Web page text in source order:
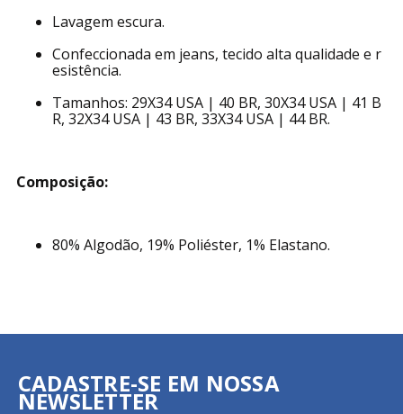
Lavagem escura.
Confeccionada em jeans, tecido alta qualidade e r
esistência.
Tamanhos: 29X34 USA | 40 BR, 30X34 USA | 41 B
R, 32X34 USA | 43 BR, 33X34 USA | 44 BR.
Composição:
80% Algodão, 19% Poliéster, 1% Elastano.
CADASTRE-SE EM NOSSA
NEWSLETTER